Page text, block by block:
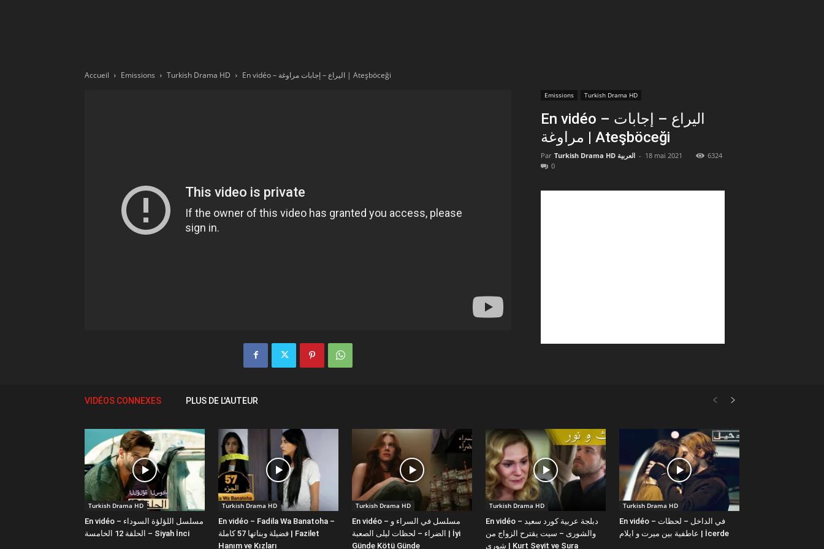
Accueil Emissions Turkish Drama HD En vidéo – اليراع – إجابات مراوغة | Ateşböceği
Emissions Turkish Drama HD
En vidéo – اليراع – إجابات
مراوغة | Ateşböceği
Par Turkish Drama HD العربية - 18 mai 2021
6324
0
VIDÉOS CONNEXES PLUS DE L'AUTEUR
Turkish Drama HD
En vidéo – مسلسل اللؤلؤة السوداء
الحلقة 12 الخامسة – Siyah İnci
Turkish Drama HD
En vidéo – Fadila Wa Banatoha –
فضيلة وبناتها 57 كاملة | Fazilet
Hanım ve Kızları
Turkish Drama HD
En vidéo – مسلسل في السراء و
الضراء – لحظات ليلى الصعبة | İyi
Günde Kötü Günde
Turkish Drama HD
En vidéo – دبلجة عربية كورد سعيد
والشورى – سيت يقترح الزواج من
شورى | Kurt Seyit ve Sura
Turkish Drama HD
En vidéo – في الداخل – لحظات
عاطفية بين ميرت و ايلام | İcerde